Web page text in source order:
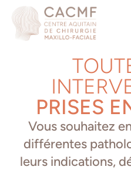
PRISES
Vous souhaitez
différentes
leurs indications,